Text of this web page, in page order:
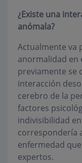
¿Existe una
anómala?
Actualmente va
anormalidad en
previamente se
interacción
cerebro de la
factores
indivisibilidad
correspondería
enfermedad
expertos.